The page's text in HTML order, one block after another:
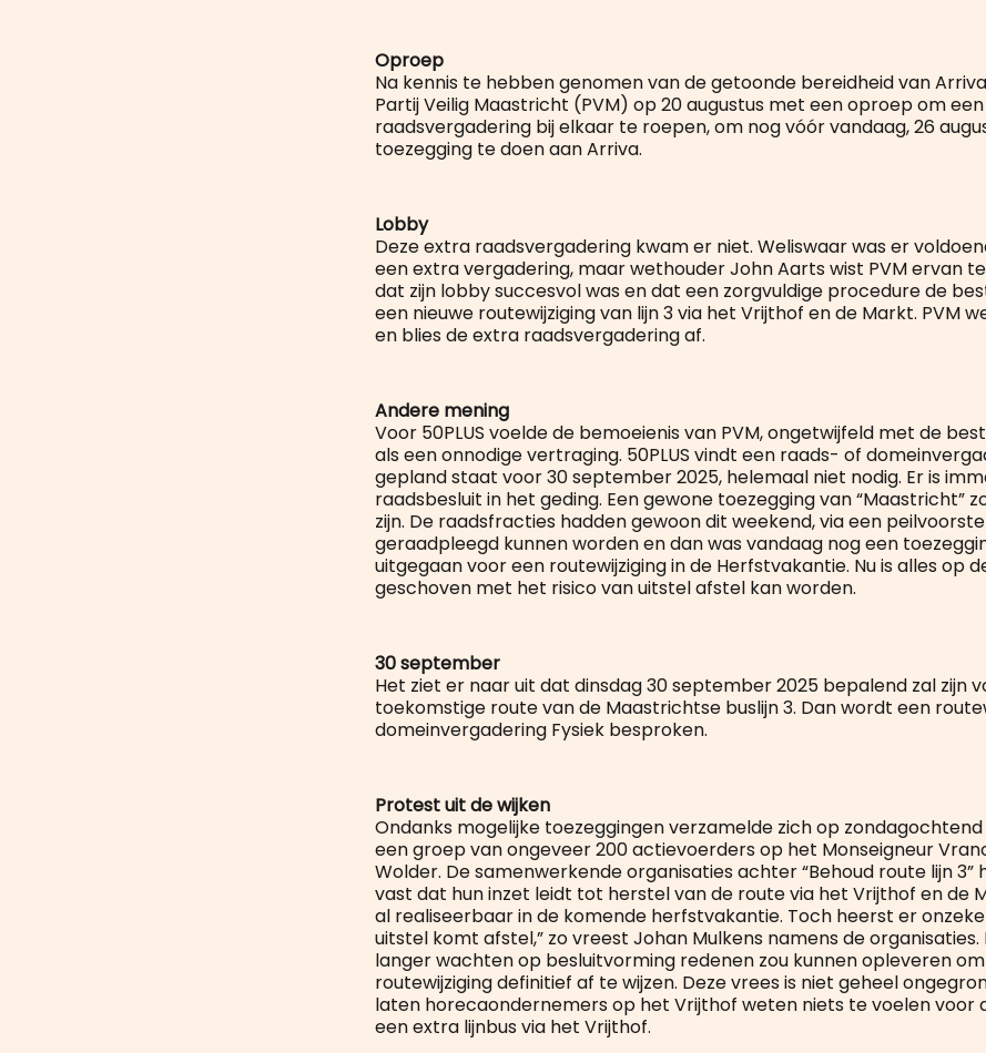
Oproep
Na kennis te hebben genomen van de getoonde bereidheid van
Partij Veilig Maastricht (PVM) op 20 augustus met een oproep om
raadsvergadering bij elkaar te roepen, om nog vóór vandaag, 26
toezegging te doen aan Arriva.
Lobby
Deze extra raadsvergadering kwam er niet. Weliswaar was er
een extra vergadering, maar wethouder John Aarts wist PVM ervan
dat zijn lobby succesvol was en dat een zorgvuldige procedure de
een nieuwe routewijziging van lijn 3 via het Vrijthof en de Markt. PVM
en blies de extra raadsvergadering af.
Andere mening
Voor 50PLUS voelde de bemoeienis van PVM, ongetwijfeld met de
als een onnodige vertraging. 50PLUS vindt een raads- of
gepland staat voor 30 september 2025, helemaal niet nodig. Er is
raadsbesluit in het geding. Een gewone toezegging van “Maastricht”
zijn. De raadsfracties hadden gewoon dit weekend, via een
geraadpleegd kunnen worden en dan was vandaag nog een
uitgegaan voor een routewijziging in de Herfstvakantie. Nu is alles op
geschoven met het risico van uitstel afstel kan worden.
30 september
Het ziet er naar uit dat dinsdag 30 september 2025 bepalend zal zijn
toekomstige route van de Maastrichtse buslijn 3. Dan wordt een
domeinvergadering Fysiek besproken.
Protest uit de wijken
Ondanks mogelijke toezeggingen verzamelde zich op zondagochtend
een groep van ongeveer 200 actievoerders op het Monseigneur
Wolder. De samenwerkende organisaties achter “Behoud route lijn 3”
vast dat hun inzet leidt tot herstel van de route via het Vrijthof en de
al realiseerbaar in de komende herfstvakantie. Toch heerst er
uitstel komt afstel,” zo vreest Johan Mulkens namens de organisaties.
langer wachten op besluitvorming redenen zou kunnen opleveren
routewijziging definitief af te wijzen. Deze vrees is niet geheel
laten horecaondernemers op het Vrijthof weten niets te voelen voor
een extra lijnbus via het Vrijthof.